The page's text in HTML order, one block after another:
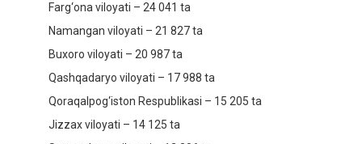
Farg‘ona viloyati – 24 041 ta
Namangan viloyati – 21 827 ta
Buxoro viloyati – 20 987 ta
Qashqadaryo viloyati – 17 988 ta
Qoraqalpog‘iston Respublikasi – 15 205 ta
Jizzax viloyati – 14 125 ta